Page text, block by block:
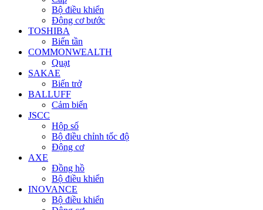
Bộ điều khiển
Động cơ bước
TOSHIBA
Biến tần
COMMONWEALTH
Quạt
SAKAE
Biến trở
BALLUFF
Cảm biến
JSCC
Hộp số
Bộ điều chỉnh tốc độ
Động cơ
AXE
Đồng hồ
Bộ điều khiển
INOVANCE
Bộ điều khiển